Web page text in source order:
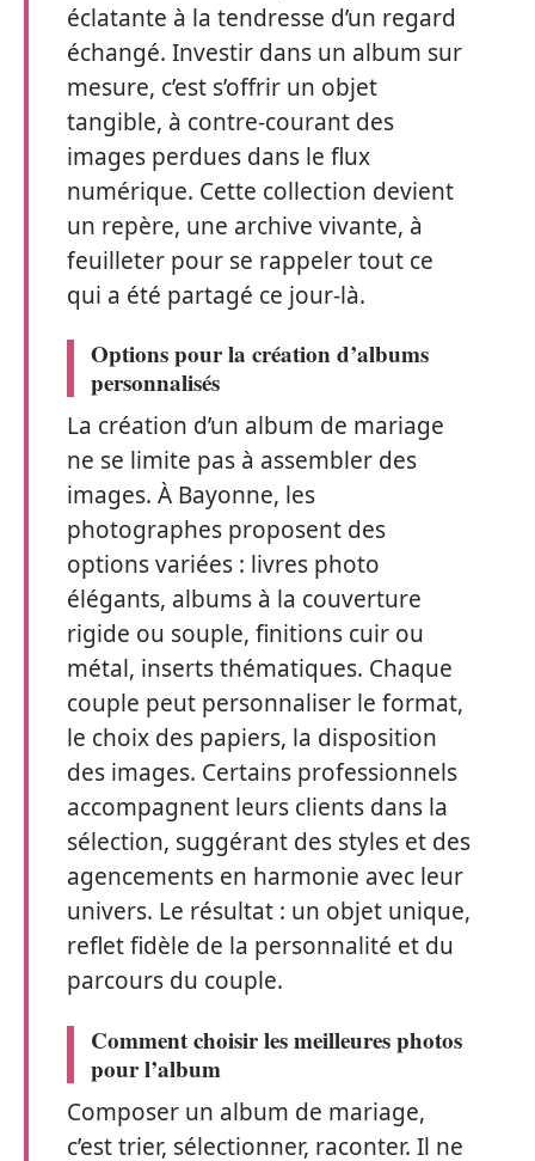
éclatante à la tendresse d’un regard
échangé. Investir dans un album sur
mesure, c’est s’offrir un objet
tangible, à contre-courant des
images perdues dans le flux
numérique. Cette collection devient
un repère, une archive vivante, à
feuilleter pour se rappeler tout ce
qui a été partagé ce jour-là.
Options pour la création d’albums
personnalisés
La création d’un album de mariage
ne se limite pas à assembler des
images. À Bayonne, les
photographes proposent des
options variées : livres photo
élégants, albums à la couverture
rigide ou souple, finitions cuir ou
métal, inserts thématiques. Chaque
couple peut personnaliser le format,
le choix des papiers, la disposition
des images. Certains professionnels
accompagnent leurs clients dans la
sélection, suggérant des styles et des
agencements en harmonie avec leur
univers. Le résultat : un objet unique,
reflet fidèle de la personnalité et du
parcours du couple.
Comment choisir les meilleures photos
pour l’album
Composer un album de mariage,
c’est trier, sélectionner, raconter. Il ne